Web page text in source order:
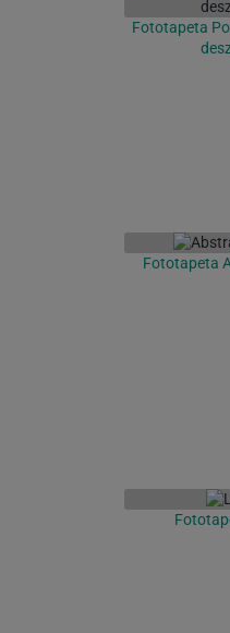
Fototapeta
Fototapeta